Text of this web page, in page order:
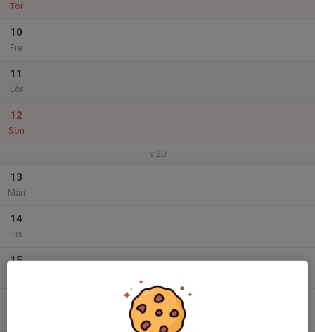
Tor
10
Fre
11
Lör
12
Sön
v.20
13
Mån
14
Tis
15